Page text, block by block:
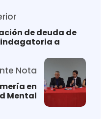
de deuda de
indagatoria a
Nota
en
Mental